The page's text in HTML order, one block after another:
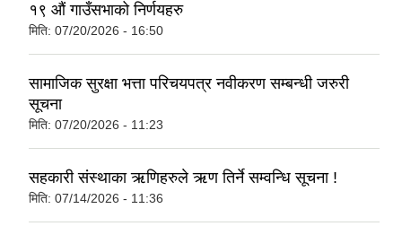
१९ औं गाउँसभाको निर्णयहरु
मिति: 07/20/2026 - 16:50
सामाजिक सुरक्षा भत्ता परिचयपत्र नवीकरण सम्बन्धी जरुरी
सूचना
मिति: 07/20/2026 - 11:23
सहकारी संस्थाका ऋणिहरुले ऋण तिर्ने सम्वन्धि सूचना !
मिति: 07/14/2026 - 11:36